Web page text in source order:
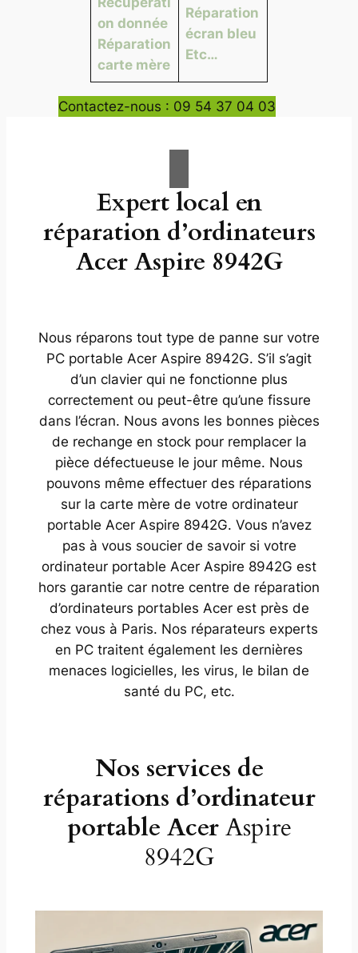
on donnée
Réparation
carte mère
Réparation
écran bleu
Etc…
Contactez-nous : 09 54 37 04 03
Expert local en
réparation d’ordinateurs
Acer Aspire 8942G
Nous réparons tout type de panne sur votre
PC portable Acer Aspire 8942G. S’il s’agit
d’un clavier qui ne fonctionne plus
correctement ou peut-être qu’une fissure
dans l’écran. Nous avons les bonnes pièces
de rechange en stock pour remplacer la
pièce défectueuse le jour même. Nous
pouvons même effectuer des réparations
sur la carte mère de votre ordinateur
portable Acer Aspire 8942G. Vous n’avez
pas à vous soucier de savoir si votre
ordinateur portable Acer Aspire 8942G est
hors garantie car notre centre de réparation
d’ordinateurs portables Acer est près de
chez vous à Paris. Nos réparateurs experts
en PC traitent également les dernières
menaces logicielles, les virus, le bilan de
santé du PC, etc.
Nos services de
réparations d’ordinateur
portable AcerAspire
8942G